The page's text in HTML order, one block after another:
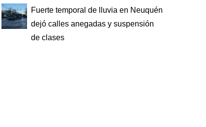
Fuerte temporal de lluvia en Neuquén
dejó calles anegadas y suspensión
de clases